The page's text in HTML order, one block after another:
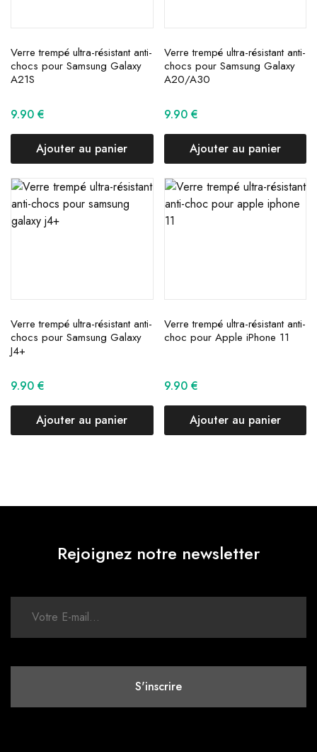
Verre trempé ultra-résistant anti-
chocs pour Samsung Galaxy
A21S
9.90 €
Ajouter au panier
Verre trempé ultra-résistant anti-
chocs pour Samsung Galaxy
A20/A30
9.90 €
Ajouter au panier
Verre trempé ultra-résistant anti-
chocs pour Samsung Galaxy
J4+
9.90 €
Ajouter au panier
Verre trempé ultra-résistant anti-
choc pour Apple iPhone 11
9.90 €
Ajouter au panier
Rejoignez notre newsletter